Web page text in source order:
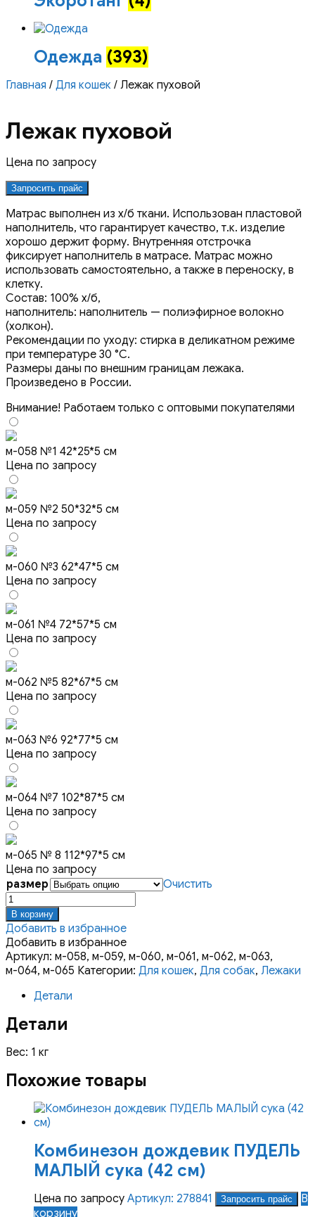
Одежда (393)
Главная / Для кошек / Лежак пуховой
Лежак пуховой
Цена по запросу
Запросить прайс
Матрас выполнен из х/б ткани. Использован пластовой
наполнитель, что гарантирует качество, т.к. изделие
хорошо держит форму. Внутренняя отстрочка
фиксирует наполнитель в матрасе. Матрас можно
использовать самостоятельно, а также в переноску, в
клетку.
Состав: 100% х/б,
наполнитель: наполнитель — полиэфирное волокно
(холкон).
Рекомендации по уходу: стирка в деликатном режиме
при температуре 30 °C.
Размеры даны по внешним границам лежака.
Произведено в России.
Внимание! Работаем только с оптовыми покупателями
м-058 №1 42*25*5 см
Цена по запросу
м-059 №2 50*32*5 см
Цена по запросу
м-060 №3 62*47*5 см
Цена по запросу
м-061 №4 72*57*5 см
Цена по запросу
м-062 №5 82*67*5 см
Цена по запросу
м-063 №6 92*77*5 см
Цена по запросу
м-064 №7 102*87*5 см
Цена по запросу
м-065 № 8 112*97*5 см
Цена по запросу
размер
Очистить
Количество
товара
Лежак
пуховой
В корзину
Добавить в избранное
Добавить в избранное
Артикул: м-058, м-059, м-060, м-061, м-062, м-063,
м-064, м-065 Категории: Для кошек, Для собак, Лежаки
Детали
Детали
Вес: 1 кг
Похожие товары
Комбинезон дождевик ПУДЕЛЬ
МАЛЫЙ сука (42 см)
Цена по запросу Артикул: 278841 Запросить прайс
В
корзину